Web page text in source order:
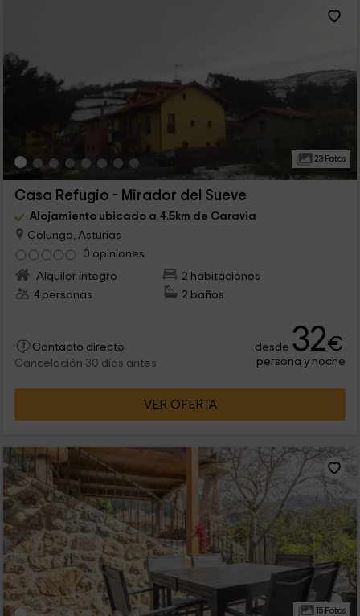
23 Fotos
Casa Refugio - Mirador del Sueve
Alojamiento ubicado a 4.5km de Caravia
Colunga, Asturias
0 opiniones
Alquiler íntegro
2 habitaciones
4 personas
2 baños
Contacto directo
Cancelación 30 días antes
desde 32€
persona y noche
VER OFERTA
15 Fotos